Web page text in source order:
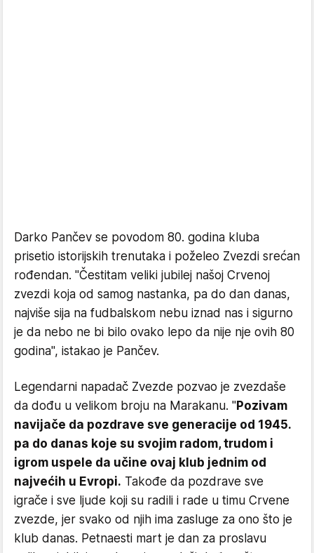
Darko Pančev se povodom 80. godina kluba
prisetio istorijskih trenutaka i poželeo Zvezdi srećan
rođendan. "Čestitam veliki jubilej našoj Crvenoj
zvezdi koja od samog nastanka, pa do dan danas,
najviše sija na fudbalskom nebu iznad nas i sigurno
je da nebo ne bi bilo ovako lepo da nije nje ovih 80
godina", istakao je Pančev.
Legendarni napadač Zvezde pozvao je zvezdaše
da dođu u velikom broju na Marakanu. "Pozivam
navijače da pozdrave sve generacije od 1945.
pa do danas koje su svojim radom, trudom i
igrom uspele da učine ovaj klub jednim od
najvećih u Evropi. Takođe da pozdrave sve
igrače i sve ljude koji su radili i rade u timu Crvene
zvezde, jer svako od njih ima zasluge za ono što je
klub danas. Petnaesti mart je dan za proslavu